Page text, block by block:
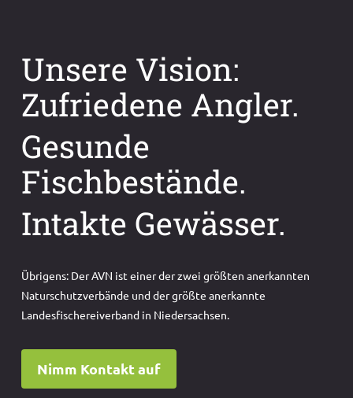
Unsere Vision:
Zufriedene Angler.
Gesunde
Fischbestände.
Intakte Gewässer.
Übrigens: Der AVN ist einer der zwei größten anerkannten
Naturschutzverbände und der größte anerkannte
Landesfischereiverband in Niedersachsen.
Nimm Kontakt auf